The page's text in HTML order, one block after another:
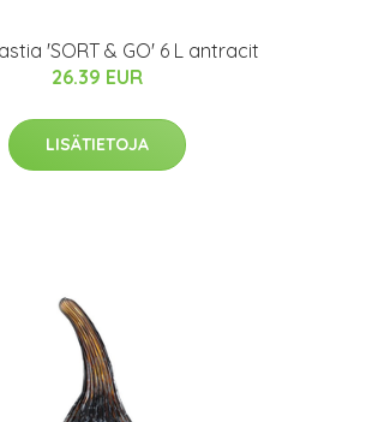
'SORT & GO' 6 L antracit
26.39 EUR
LISÄTIETOJA